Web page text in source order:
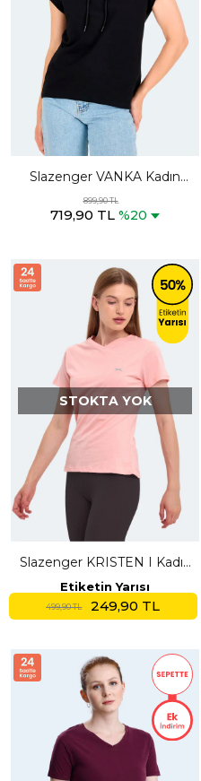
Slazenger VANKA Kadın
Siyah Tişört
899,90 TL
719,90 TL %20
STOKTA YOK
Slazenger KRISTEN I Kadın
V Yaka Somon Tişört
Etiketin Yarısı
499,90 TL 249,90 TL